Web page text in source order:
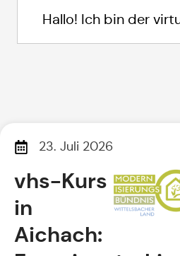
vhs-Kurs
in
Aichach:
23. Juli 2026